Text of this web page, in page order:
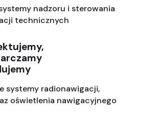
nadzoru i sterowania
technicznych
systemy radionawigacji,
oświetlenia nawigacyjnego